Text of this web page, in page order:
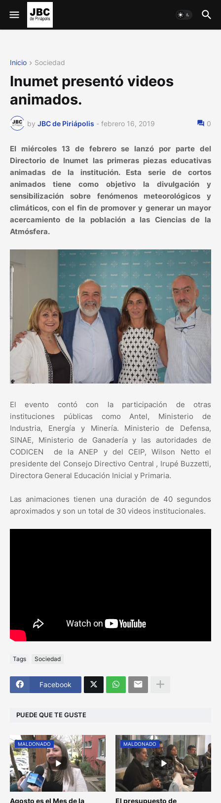
Inicio Sociedad
Inumet presentó videos
animados.
by JBC de Piriápolis - febrero 16, 2019 0
El miércoles 13 de febrero se lanzó por parte del
Directorio de Inumet las primeras piezas educativas
animadas de la institución. Esta serie de cortos
animados tiene como objetivo la divulgación y
sensibilización sobre fenómenos meteorológicos y
climáticos, con el fin de promover y generar un mayor
acercamiento de la población a las Ciencias de la
Atmósfera.
El evento contó con la participación de otras
instituciones públicas como Antel, Ministerio de
Industria, Energía y Minería. Ministerio de Defensa,
SINAE, Ministerio de Ganadería y las autoridades de
CODICEN de la ANEP y del CEIP, Wilson Netto el
presidente del Consejo Directivo Central , Irupé Buzzetti,
Directora General Educación Inicial y Primaria.
Las animaciones tienen una duración de 40 segundos
aproximados y son un total de 30 videos institucionales.
Tags Sociedad
Facebook
PUEDE QUE TE GUSTE
MALDONADO
Agosto es el Mes de la
MALDONADO
El presupuesto de